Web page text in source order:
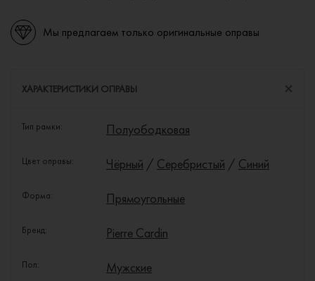
Мы предлагаем только оригинальные оправы
ХАРАКТЕРИСТИКИ ОПРАВЫ
Тип рамки: Полуободковая
Цвет оправы: Чёрный / Серебристый / Синий
Форма: Прямоугольные
Бренд: Pierre Cardin
Пол: Мужские